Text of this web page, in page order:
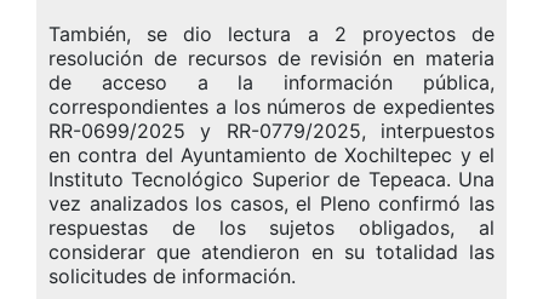
También, se dio lectura a 2 proyectos de
resolución de recursos de revisión en materia
de acceso a la información pública,
correspondientes a los números de expedientes
RR-0699/2025 y RR-0779/2025, interpuestos
en contra del Ayuntamiento de Xochiltepec y el
Instituto Tecnológico Superior de Tepeaca. Una
vez analizados los casos, el Pleno confirmó las
respuestas de los sujetos obligados, al
considerar que atendieron en su totalidad las
solicitudes de información.